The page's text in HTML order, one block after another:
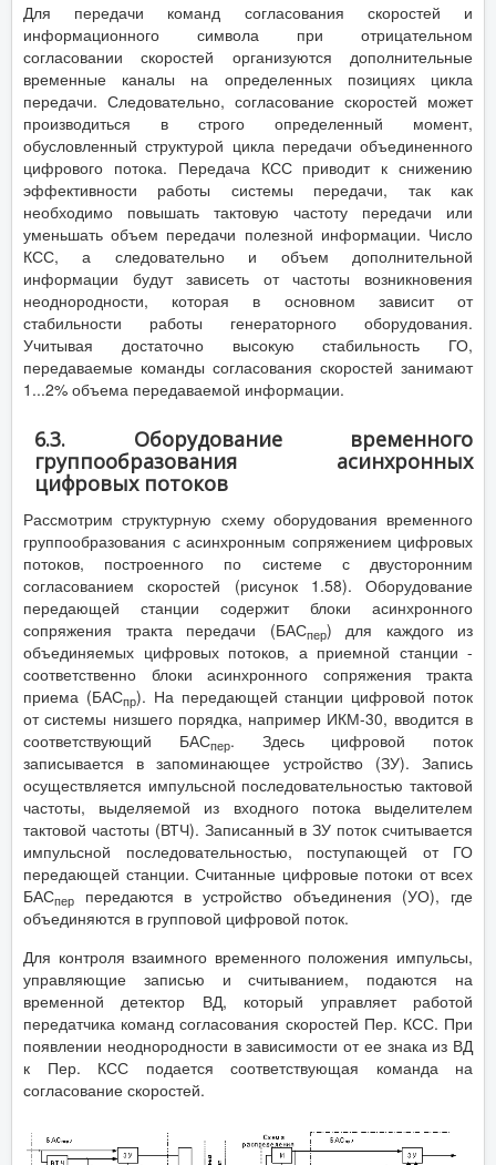
Для передачи команд согласования скоростей и
информационного символа при отрицательном
согласовании скоростей организуются дополнительные
временные каналы на определенных позициях цикла
передачи. Следовательно, согласование скоростей может
производиться в строго определенный момент,
обусловленный структурой цикла передачи объединенного
цифрового потока. Передача КСС приводит к снижению
эффективности работы системы передачи, так как
необходимо повышать тактовую частоту передачи или
уменьшать объем передачи полезной информации. Число
КСС, а следовательно и объем дополнительной
информации будут зависеть от частоты возникновения
неоднородности, которая в основном зависит от
стабильности работы генераторного оборудования.
Учитывая достаточно высокую стабильность ГО,
передаваемые команды согласования скоростей занимают
1...2% объема передаваемой информации.
6.3. Оборудование временного
группообразования асинхронных
цифровых потоков
Рассмотрим структурную схему оборудования временного
группообразования с асинхронным сопряжением цифровых
потоков, построенного по системе с двусторонним
согласованием скоростей (рисунок 1.58). Оборудование
передающей станции содержит блоки асинхронного
сопряжения тракта передачи (БАСпер) для каждого из
объединяемых цифровых потоков, а приемной станции -
соответственно блоки асинхронного сопряжения тракта
приема (БАСпр). На передающей станции цифровой поток
от системы низшего порядка, например ИКМ-30, вводится в
соответствующий БАСпер. Здесь цифровой поток
записывается в запоминающее устройство (ЗУ). Запись
осуществляется импульсной последовательностью тактовой
частоты, выделяемой из входного потока выделителем
тактовой частоты (ВТЧ). Записанный в ЗУ поток считывается
импульсной последовательностью, поступающей от ГО
передающей станции. Считанные цифровые потоки от всех
БАСпер
передаются в устройство объединения (УО), где
объединяются в групповой цифровой поток.
Для контроля взаимного временного положения импульсы,
управляющие записью и считыванием, подаются на
временной детектор ВД, который управляет работой
передатчика команд согласования скоростей Пер. КСС. При
появлении неоднородности в зависимости от ее знака из ВД
к Пер. КСС подается соответствующая команда на
согласование скоростей.